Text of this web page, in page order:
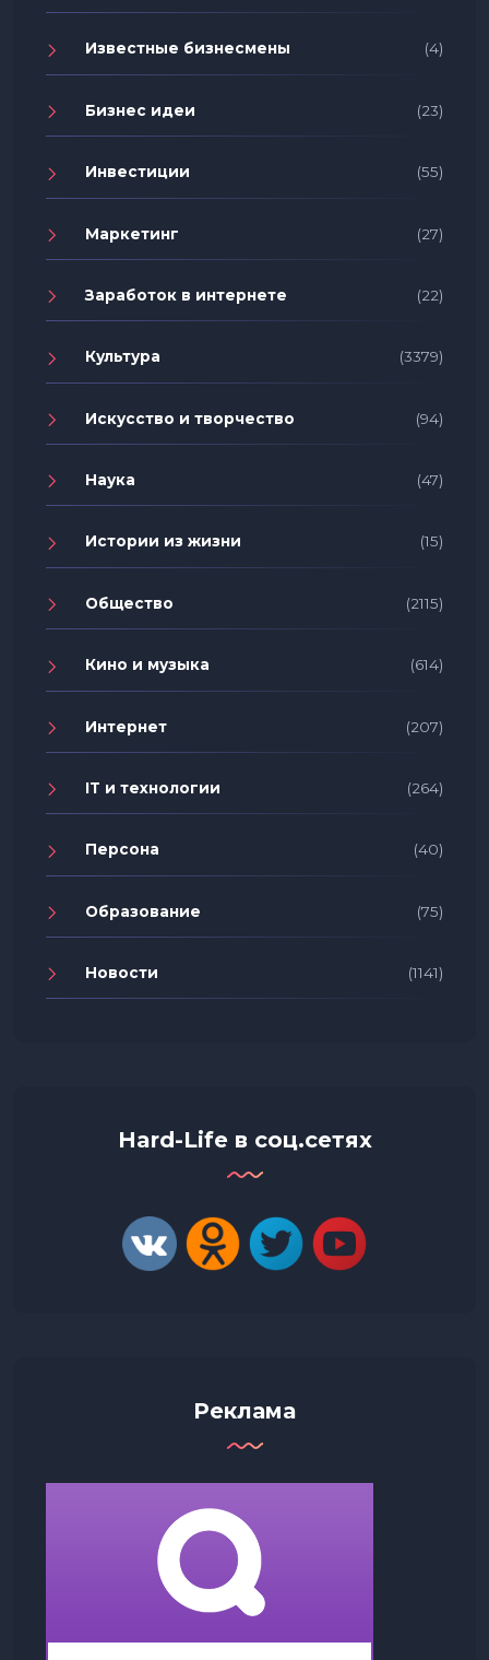
Известные бизнесмены (4)
Бизнес идеи (23)
Инвестиции (55)
Маркетинг (27)
Заработок в интернете (22)
Культура (3379)
Искусство и творчество (94)
Наука (47)
Истории из жизни (15)
Общество (2115)
Кино и музыка (614)
Интернет (207)
IT и технологии (264)
Персона (40)
Образование (75)
Новости (1141)
Hard-Life в соц.сетях
Реклама